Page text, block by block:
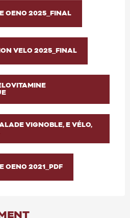
OENO 2025_FINAL
VELO 2025_FINAL
VIGNOBLE, E VÉLO,
OENO 2021_PDF